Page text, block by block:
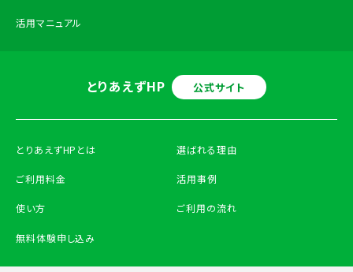
とりあえずHP 公式サイト
とりあえずHPとは
ご利用料金
使い方
選ばれる理由
活用事例
ご利用の流れ
無料体験申し込み
活用マニュアル